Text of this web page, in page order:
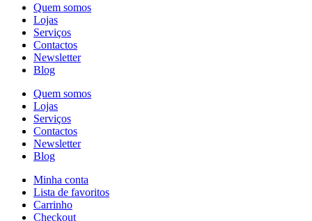
Quem somos
Lojas
Serviços
Contactos
Newsletter
Blog
Quem somos
Lojas
Serviços
Contactos
Newsletter
Blog
Minha conta
Lista de favoritos
Carrinho
Checkout